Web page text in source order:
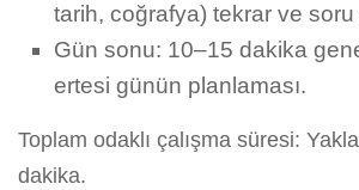
tarih, coğrafya) tekrar ve
Gün sonu: 10–15 dakika
ertesi günün planlaması.
Toplam odaklı çalışma süresi:
dakika.